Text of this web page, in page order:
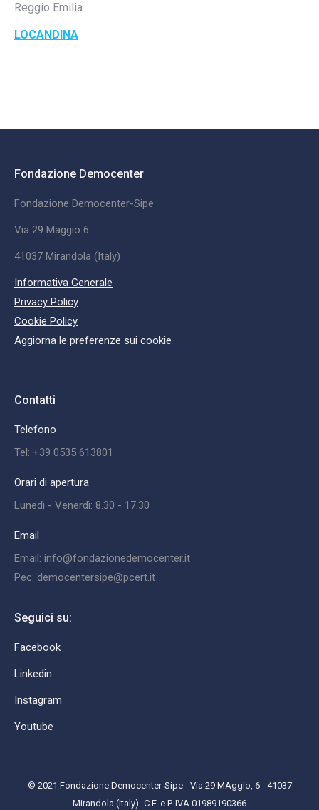
Reggio Emilia
LOCANDINA
Fondazione Democenter
Fondazione Democenter-Sipe
Via 29 Maggio 6
41037 Mirandola (Italy)
Informativa Generale
Privacy Policy
Cookie Policy
Aggiorna le preferenze sui cookie
Contatti
Telefono
Tel: +39 0535 613801
Orari di apertura
Lunedì - Venerdì: 8.30 - 17.30
Email
Email: info@fondazionedemocenter.it
Pec: democentersipe@pcert.it
Seguici su:
Facebook
Linkedin
Instagram
Youtube
© 2021 Fondazione Democenter-Sipe - Via 29 MAggio, 6 - 41037
Mirandola (Italy)- C.F. e P. IVA 01989190366